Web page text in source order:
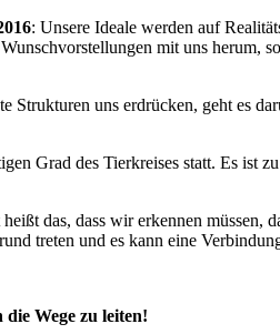
: Unsere Ideale werden auf
mit uns herum,
Strukturen uns erdrücken, geht es
Grad des Tierkreises statt. Es ist
das, dass wir erkennen müssen,
treten und es kann eine
Wege zu leiten!